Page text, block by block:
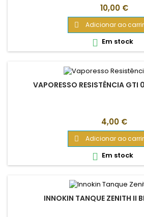
Preço
10,00 €
 Adicionar ao
 Em stock
VAPORESSO RESISTÊNCIA GTI
Preço
4,00 €
 Adicionar ao
 Em stock
INNOKIN TANQUE ZENITH II